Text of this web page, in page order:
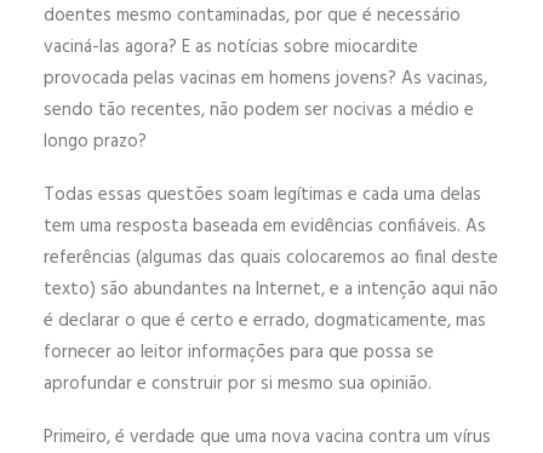
doentes mesmo contaminadas, por que é necessário
vaciná-las agora? E as notícias sobre miocardite
provocada pelas vacinas em homens jovens? As vacinas,
sendo tão recentes, não podem ser nocivas a médio e
longo prazo?
Todas essas questões soam legítimas e cada uma delas
tem uma resposta baseada em evidências confiáveis. As
referências (algumas das quais colocaremos ao final deste
texto) são abundantes na Internet, e a intenção aqui não
é declarar o que é certo e errado, dogmaticamente, mas
fornecer ao leitor informações para que possa se
aprofundar e construir por si mesmo sua opinião.
Primeiro, é verdade que uma nova vacina contra um vírus